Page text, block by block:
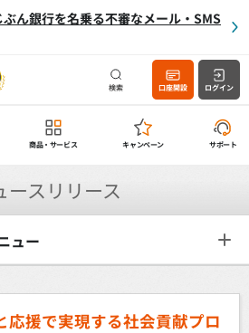
ん銀行を名乗る不審なメール・SMS
検索 口座開設 ログイン
商品・サービス キャンペーン サポート
ースリリース
ュー
応援で実現する社会貢献プロ